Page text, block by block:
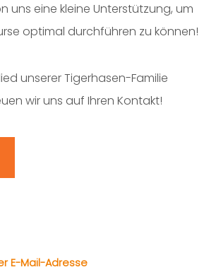
uns eine kleine Unterstützung, um
optimal durchführen zu können!
unserer Tigerhasen-Familie
wir uns auf Ihren Kontakt!
E-Mail-Adresse